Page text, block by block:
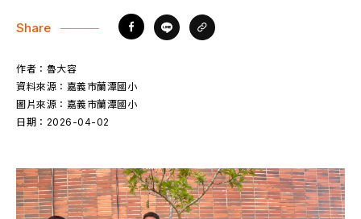
Share
作者： 魯大容
資料來源： 嘉義市蘭潭國小
圖片來源： 嘉義市蘭潭國小
日期： 2026-04-02